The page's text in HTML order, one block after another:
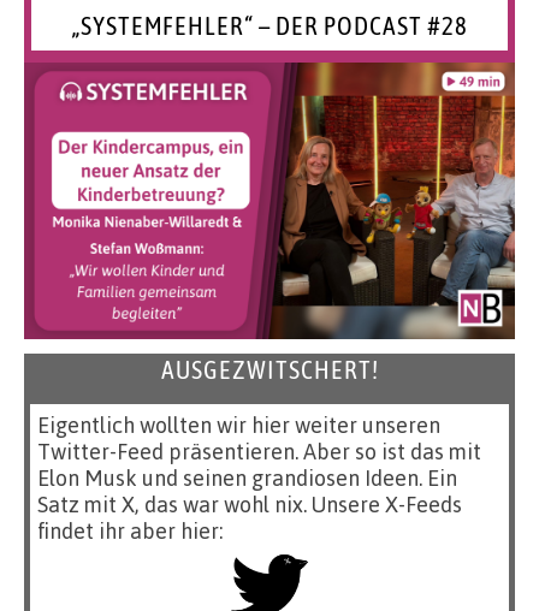
„SYSTEMFEHLER“ – DER PODCAST #28
AUSGEZWITSCHERT!
Eigentlich wollten wir hier weiter unseren
Twitter-Feed präsentieren. Aber so ist das mit
Elon Musk und seinen grandiosen Ideen. Ein
Satz mit X, das war wohl nix. Unsere X-Feeds
findet ihr aber hier: